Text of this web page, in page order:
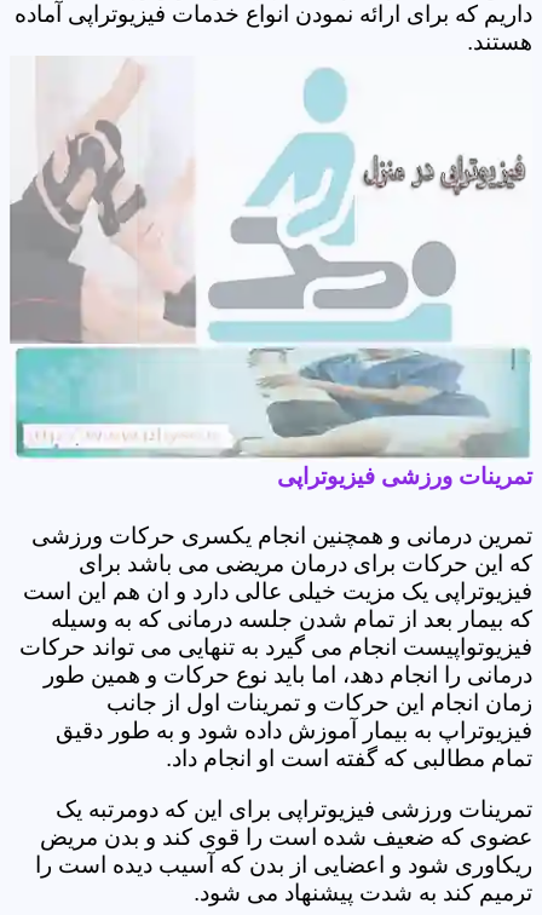
داریم که برای ارائه نمودن انواع خدمات فیزیوتراپی آماده
هستند.
تمرینات ورزشی فیزیوتراپی
تمرین درمانی و همچنین انجام یکسری حرکات ورزشی
که این حرکات برای درمان مریضی می باشد برای
فیزیوتراپی یک مزیت خیلی عالی دارد و ان هم این است
که بیمار بعد از تمام شدن جلسه درمانی که به وسیله
فیزیوتواپیست انجام می گیرد به تنهایی می تواند حرکات
درمانی را انجام دهد، اما باید نوع حرکات و همین طور
زمان انجام این حرکات و تمرینات اول از جانب
فیزیوتراپ به بیمار آموزش داده شود و به طور دقیق
تمام مطالبی که گفته است او انجام داد.
تمرینات ورزشی فیزیوتراپی برای این که دومرتبه یک
عضوی که ضعیف شده است را قوی کند و بدن مریض
ریکاوری شود و اعضایی از بدن که آسیب دیده است را
ترمیم کند به شدت پیشنهاد می شود.